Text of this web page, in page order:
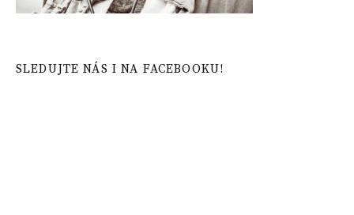
SLEDUJTE NÁS I NA FACEBOOKU!